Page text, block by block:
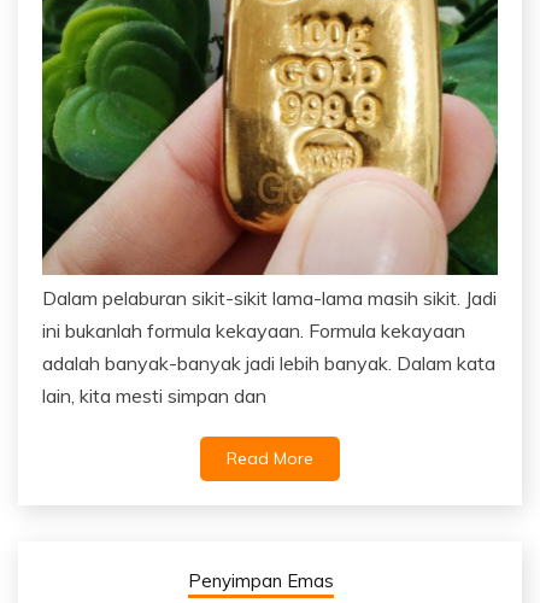
Dalam pelaburan sikit-sikit lama-lama masih sikit. Jadi
ini bukanlah formula kekayaan. Formula kekayaan
adalah banyak-banyak jadi lebih banyak. Dalam kata
lain, kita mesti simpan dan
Read More
Penyimpan Emas